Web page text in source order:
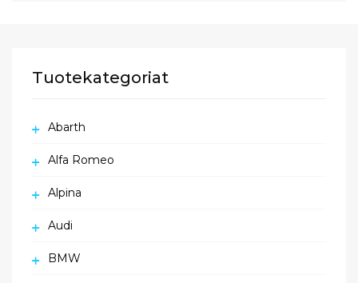
Tuotekategoriat
Abarth
Alfa Romeo
Alpina
Audi
BMW